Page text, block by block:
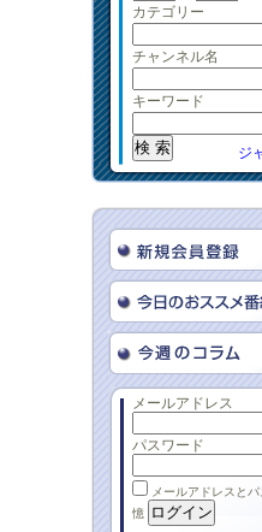
カテゴリー
チャンネル名
キーワード
ジ
メールアドレス
パスワード
メールアドレスと
憶